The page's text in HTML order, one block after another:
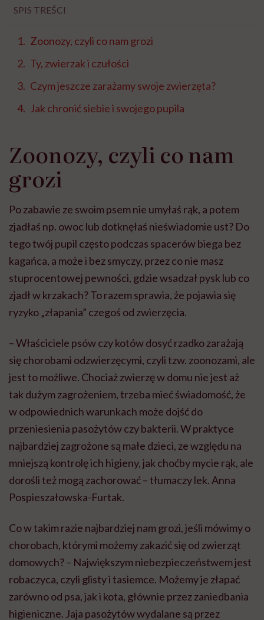
SPIS TREŚCI
Zoonozy, czyli co nam grozi
Ty, zwierzak i czułości
Czym jeszcze zarażamy swoje zwierzęta?
Jak chronić siebie i swojego pupila
Zoonozy, czyli co nam
grozi
Po zabawie ze swoim psem nie umyłaś rąk, a potem
zjadłaś np. owoc lub dotknęłaś nieświadomie ust? Do
tego twój pupil często podczas spacerów biega bez
kagańca, a może i bez smyczy, przez co nie masz
stuprocentowej pewności, gdzie wsadzał pysk lub co
zjadł w krzakach? To razem sprawia, że pojawia się
ryzyko „złapania” czegoś od zwierzęcia.
– Właściciele psów czy kotów dosyć rzadko zarażają
się chorobami odzwierzęcymi, czyli tzw. zoonozami, ale
jest to możliwe. Chociaż zwierzę w domu nie jest aż
tak dużym zagrożeniem, trzeba mieć świadomość, że
w odpowiednich warunkach może dojść do
przeniesienia pasożytów czy bakterii. W praktyce
najbardziej zagrożone są małe dzieci, ze względu na
mniejszą kontrolę ich higieny, jak choćby mycie rąk, ale
dorośli też mogą zachorować – tłumaczy lek. Anna
Pospieszałowska-Furtak.
Co w takim razie najbardziej nam grozi, jeśli mówimy o
chorobach, którymi możemy zakazić się od zwierząt
domowych? – Największym niebezpieczeństwem jest
robaczyca, czyli glisty i tasiemce. Możemy je złapać
zarówno od psa, jak i kota, głównie przez zaniedbania
higieniczne. Jaja pasożytów wydalane są przez